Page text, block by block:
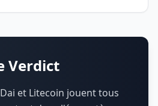
Verdict
et Litecoin jouent tous